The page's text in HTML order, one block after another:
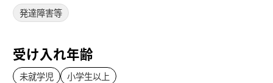
発達障害等
受け入れ年齢
未就学児 小学生以上